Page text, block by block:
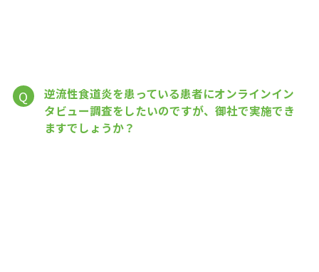
Q
逆流性食道炎を患っている患者にオンラインイン
タビュー調査をしたいのですが、御社で実施でき
ますでしょうか？